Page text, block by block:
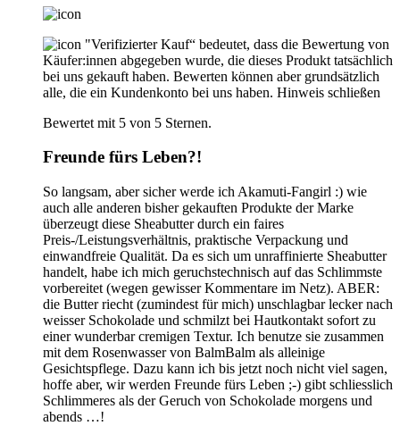
"Verifizierter Kauf“ bedeutet, dass die Bewertung von
Käufer:innen abgegeben wurde, die dieses Produkt tatsächlich
bei uns gekauft haben. Bewerten können aber grundsätzlich
alle, die ein Kundenkonto bei uns haben. Hinweis schließen
Bewertet mit 5 von 5 Sternen.
Freunde fürs Leben?!
So langsam, aber sicher werde ich Akamuti-Fangirl :) wie
auch alle anderen bisher gekauften Produkte der Marke
überzeugt diese Sheabutter durch ein faires
Preis-/Leistungsverhältnis, praktische Verpackung und
einwandfreie Qualität. Da es sich um unraffinierte Sheabutter
handelt, habe ich mich geruchstechnisch auf das Schlimmste
vorbereitet (wegen gewisser Kommentare im Netz). ABER:
die Butter riecht (zumindest für mich) unschlagbar lecker nach
weisser Schokolade und schmilzt bei Hautkontakt sofort zu
einer wunderbar cremigen Textur. Ich benutze sie zusammen
mit dem Rosenwasser von BalmBalm als alleinige
Gesichtspflege. Dazu kann ich bis jetzt noch nicht viel sagen,
hoffe aber, wir werden Freunde fürs Leben ;-) gibt schliesslich
Schlimmeres als der Geruch von Schokolade morgens und
abends …!